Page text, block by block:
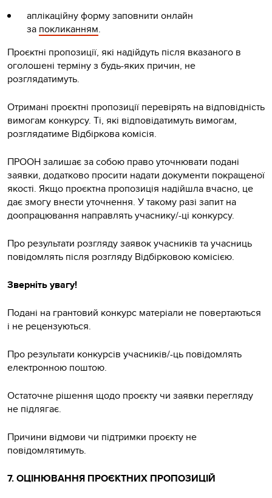
аплікаційну форму заповнити онлайн
за покликанням.
Проєктні пропозиції, які надійдуть після вказаного в
оголошені терміну з будь-яких причин, не
розглядатимуть.
Отримані проєктні пропозиції перевірять на відповідність
вимогам конкурсу. Ті, які відповідатимуть вимогам,
розглядатиме Відбіркова комісія.
ПРООН залишає за собою право уточнювати подані
заявки, додатково просити надати документи покращеної
якості. Якщо проєктна пропозиція надійшла вчасно, це
дає змогу внести уточнення. У такому разі запит на
доопрацювання направлять учаснику/-ці конкурсу.
Про результати розгляду заявок учасників та учасниць
повідомлять після розгляду Відбірковою комісією.
Зверніть увагу!
Подані на грантовий конкурс матеріали не повертаються
і не рецензуються.
Про результати конкурсів учасників/-ць повідомлять
електронною поштою.
Остаточне рішення щодо проєкту чи заявки перегляду
не підлягає.
Причини відмови чи підтримки проєкту не
повідомлятимуть.
7. ОЦІНЮВАННЯ ПРОЄКТНИХ ПРОПОЗИЦІЙ